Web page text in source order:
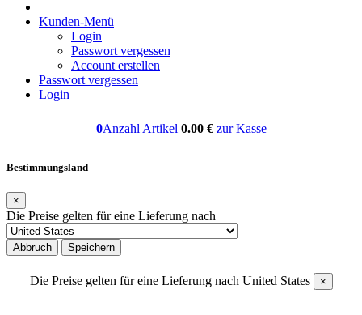
Kunden-Menü
Login
Passwort vergessen
Account erstellen
Passwort vergessen
Login
0Anzahl Artikel 0.00€ zur Kasse
Bestimmungsland
×
Die Preise gelten für eine Lieferung nach
Abbruch Speichern
Die Preise gelten für eine Lieferung nach United States ×